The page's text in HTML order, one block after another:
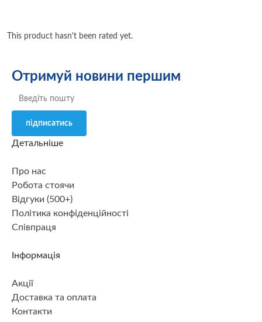
This product hasn't been rated yet.
Отримуй новини першим
підписатись
Детальніше
Про нас
Робота стоячи
Відгуки (500+)
Політика конфіденційності
Співпраця
Інформація
Акції
Доставка та оплата
Контакти